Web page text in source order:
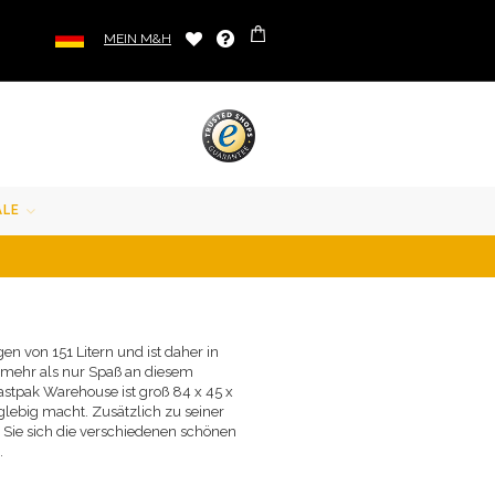
MEIN M&H
von 151 Litern und ist daher in
als nur Spaß an diesem
Warehouse ist groß 84 x 45 x
macht. Zusätzlich zu seiner
sich die verschiedenen schönen